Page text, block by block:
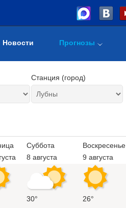
Новости Прогнозы
Станция (город)
Суббота
8 августа
Воскресенье
9 августа
30° 26°